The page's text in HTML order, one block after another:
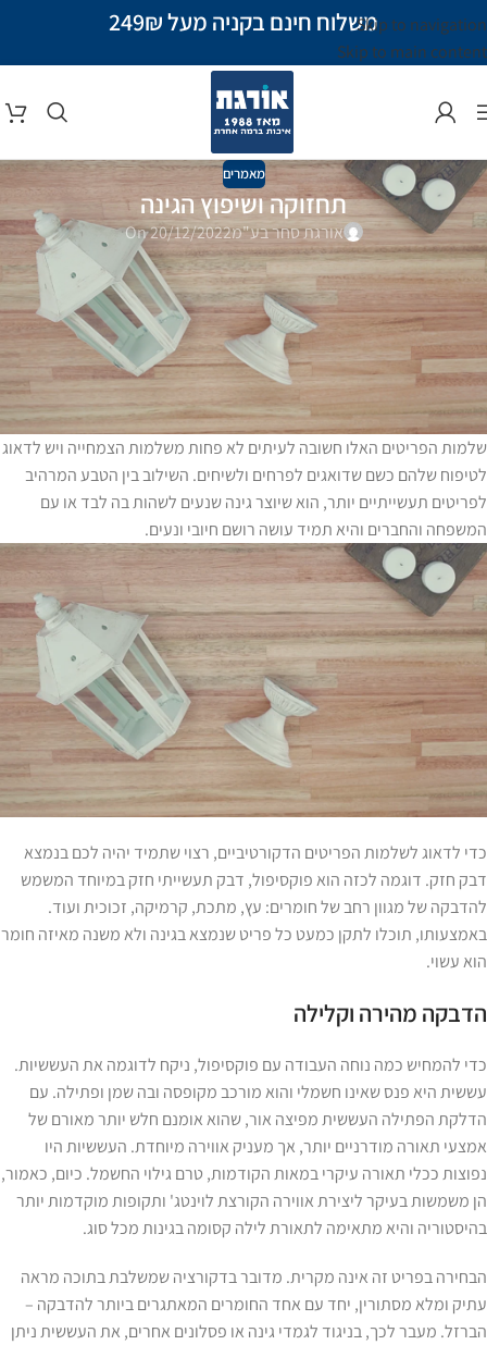
Skip to navigation
Skip to main content
משלוח חינם בקניה מעל 249₪
מאמרים
תחזוקה ושיפוץ הגינה
אורגת סחר בע"מOn 20/12/2022
השימושים של פוקסיפול בתחזוקה ושיפוץ הגינה
מי שמטפח גינה ביתית, דואג להרבה יותר אלמנטים במרחב מאשר רק
הצמחייה. כדי ליצור אווירה קסומה וייחודית בגינה, ניתן למצוא במשתלות
ובחנויות שלל פריטים דקורטיביים לקישוט ונוי כגון: גמדי גינה חמודים, פנסים,
עששיות עם מראה מיוחד, פסלונים קטנים, שבשבות ועוד.
שלמות הפריטים האלו חשובה לעיתים לא פחות משלמות הצמחייה ויש לדאוג
לטיפוח שלהם כשם שדואגים לפרחים ולשיחים. השילוב בין הטבע המרהיב
לפריטים תעשייתיים יותר, הוא שיוצר גינה שנעים לשהות בה לבד או עם
המשפחה והחברים והיא תמיד עושה רושם חיובי ונעים.
כדי לדאוג לשלמות הפריטים הדקורטיביים, רצוי שתמיד יהיה לכם בנמצא
דבק חזק. דוגמה לכזה הוא פוקסיפול, דבק תעשייתי חזק במיוחד המשמש
להדבקה של מגוון רחב של חומרים: עץ, מתכת, קרמיקה, זכוכית ועוד.
באמצעותו, תוכלו לתקן כמעט כל פריט שנמצא בגינה ולא משנה מאיזה חומר
הוא עשוי.
הדבקה מהירה וקלילה
כדי להמחיש כמה נוחה העבודה עם פוקסיפול, ניקח לדוגמה את העששיות.
עששית היא פנס שאינו חשמלי והוא מורכב מקופסה ובה שמן ופתילה. עם
הדלקת הפתילה העששית מפיצה אור, שהוא אומנם חלש יותר מאורם של
אמצעי תאורה מודרניים יותר, אך מעניק אווירה מיוחדת. העששיות היו
נפוצות ככלי תאורה עיקרי במאות הקודמות, טרם גילוי החשמל. כיום, כאמור,
הן משמשות בעיקר ליצירת אווירה הקורצת לוינטג' ותקופות מוקדמות יותר
בהיסטוריה והיא מתאימה לתאורת לילה קסומה בגינות מכל סוג.
הבחירה בפריט זה אינה מקרית. מדובר בדקורציה שמשלבת בתוכה מראה
עתיק ומלא מסתורין, יחד עם אחד החומרים המאתגרים ביותר להדבקה –
הברזל. מעבר לכך, בניגוד לגמדי גינה או פסלונים אחרים, את העששית ניתן